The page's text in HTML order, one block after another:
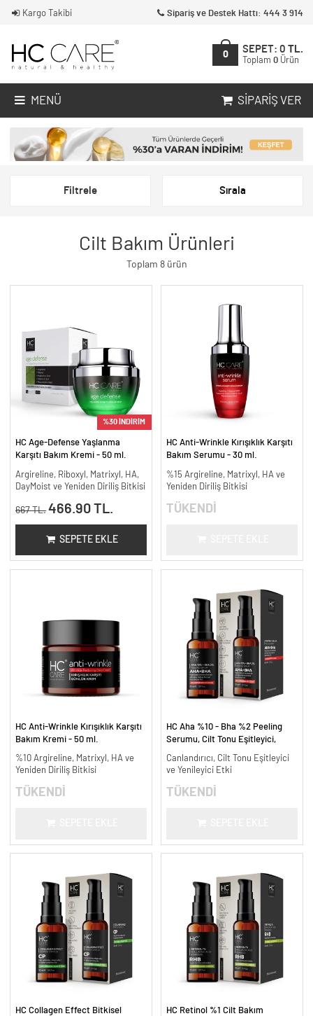
Kargo Takibi Sipariş ve Destek Hattı: 444 3 914
0
SEPET: 0 TL.
Toplam 0 Ürün
MENÜ SIPARIŞ VER
Filtrele Sırala
Cilt Bakım Ürünleri
Toplam 8 ürün
%30 İNDİRİM
HC Age-Defense Yaşlanma
Karşıtı Bakım Kremi - 50 ml.
Argireline, Riboxyl, Matrixyl, HA,
DayMoist ve Yeniden Diriliş Bitkisi
667 TL. 466.90 TL.
SEPETE EKLE
HC Anti-Wrinkle Kırışıklık Karşıtı
Bakım Serumu - 30 ml.
%15 Argireline, Matrixyl, HA ve
Yeniden Diriliş Bitkisi
TÜKENDİ
HC Anti-Wrinkle Kırışıklık Karşıtı
Bakım Kremi - 50 ml.
%10 Argireline, Matrixyl, HA ve
Yeniden Diriliş Bitkisi
TÜKENDİ
HC Aha %10 - Bha %2 Peeling
Serumu, Cilt Tonu Eşitleyici,
Canlandırıcı, Cilt Tonu Eşitleyici
ve Yenileyici Etki
TÜKENDİ
HC Collagen Effect Bitkisel
HC Retinol %1 Cilt Bakım